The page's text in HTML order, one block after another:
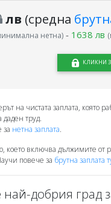
лв (средна
нетна)- 1638 лв
КЛИКНИ
на чистата заплата, която
даден труд.
за нетна заплата.
което включва дължимите от
повече за брутна заплата
най-добрия град